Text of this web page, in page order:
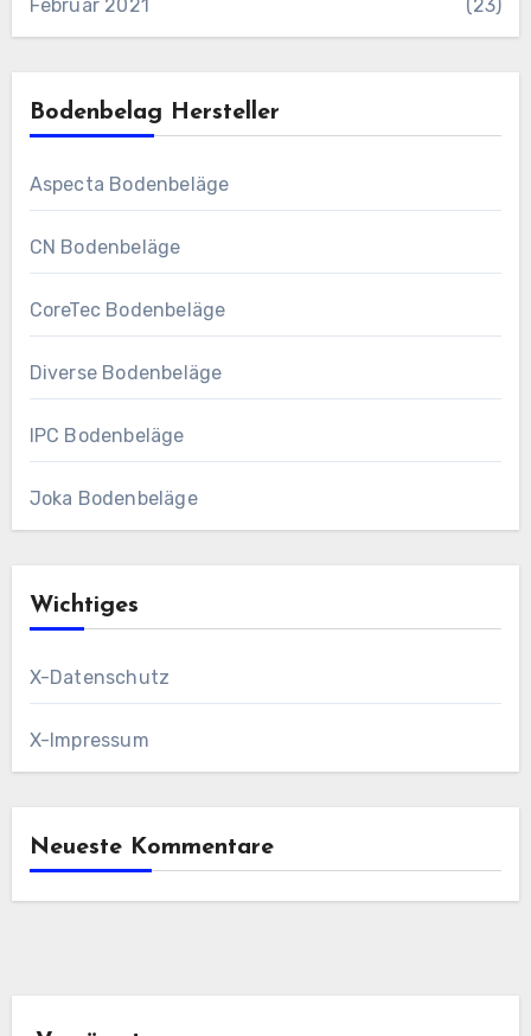
Februar 2021 (23)
Bodenbelag Hersteller
Aspecta Bodenbeläge
CN Bodenbeläge
CoreTec Bodenbeläge
Diverse Bodenbeläge
IPC Bodenbeläge
Joka Bodenbeläge
Wichtiges
X-Datenschutz
X-Impressum
Neueste Kommentare